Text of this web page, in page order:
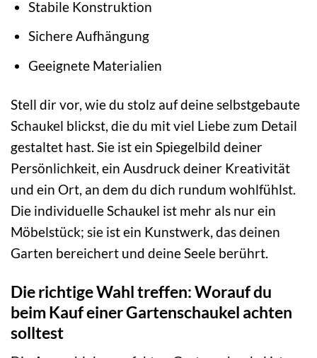
Stabile Konstruktion
Sichere Aufhängung
Geeignete Materialien
Stell dir vor, wie du stolz auf deine selbstgebaute
Schaukel blickst, die du mit viel Liebe zum Detail
gestaltet hast. Sie ist ein Spiegelbild deiner
Persönlichkeit, ein Ausdruck deiner Kreativität
und ein Ort, an dem du dich rundum wohlfühlst.
Die individuelle Schaukel ist mehr als nur ein
Möbelstück; sie ist ein Kunstwerk, das deinen
Garten bereichert und deine Seele berührt.
Die richtige Wahl treffen: Worauf du
beim Kauf einer Gartenschaukel achten
solltest